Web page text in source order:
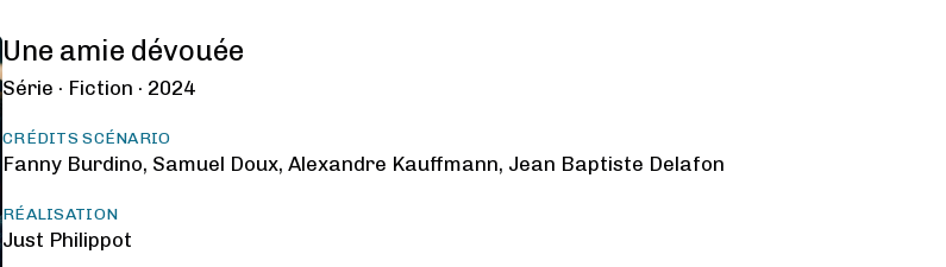
Une amie dévouée
Série · Fiction · 2024
CRÉDITS SCÉNARIO
Fanny Burdino, Samuel Doux, Alexandre Kauffmann, Jean Baptiste Delafon
RÉALISATION
Just Philippot